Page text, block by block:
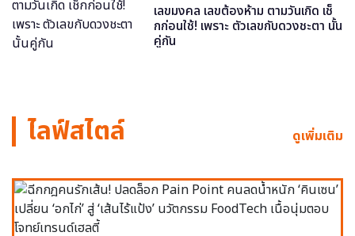
เลขมงคล เลขต้องห้าม ตามวันเกิด เช็
กก่อนใช้! เพราะ ตัวเลขกับดวงชะตา นั้น
คู่กัน
ไลฟ์สไตล์ ดูเพิ่มเติม